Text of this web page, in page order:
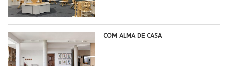
COM ALMA DE CASA